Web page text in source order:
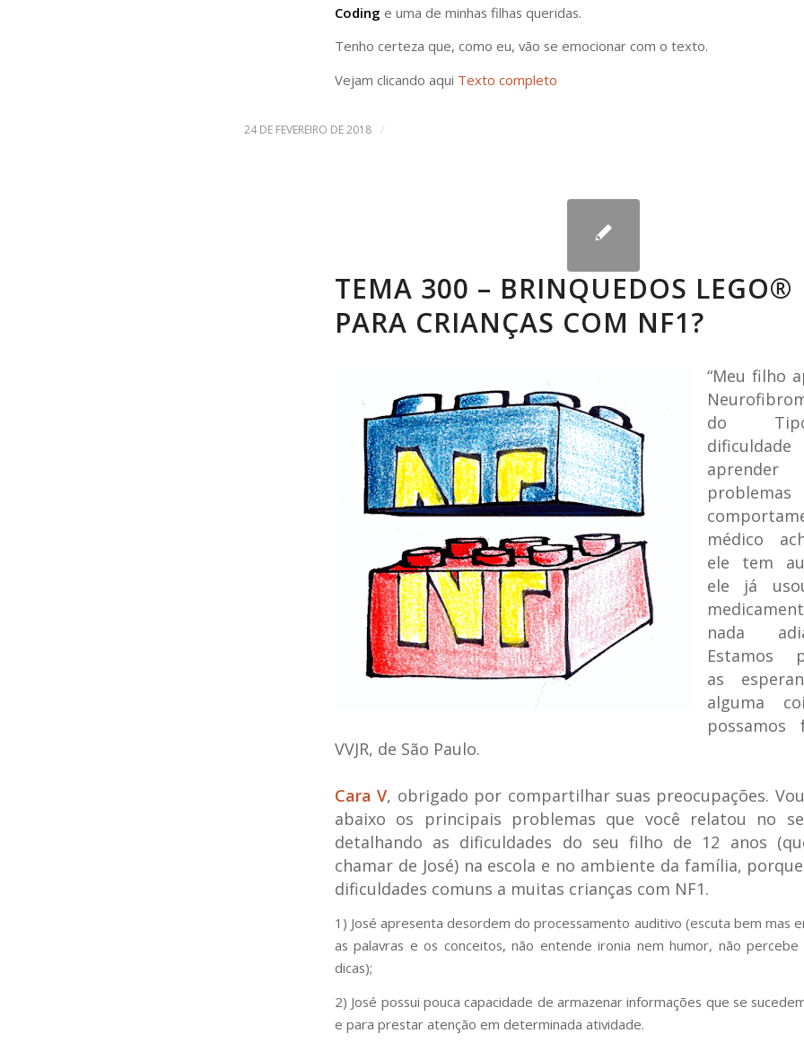
Coding e uma de minhas filhas queridas.
Tenho certeza que, como eu, vão se emocionar com o texto.
Vejam clicando aqui Texto completo
24 DE FEVEREIRO DE 2018 /
TEMA 300 – BRINQUEDOS LEGO®
PARA CRIANÇAS COM NF1?
“Meu filho
do
médico
ele tem
ele já
nada
Estamos
as
alguma
possamos
VVJR, de São Paulo.
Cara V, obrigado por compartilhar suas preocupações.
abaixo os principais problemas que você relatou no
detalhando as dificuldades do seu filho de 12 anos
chamar de José) na escola e no ambiente da família,
dificuldades comuns a muitas crianças com NF1.
1) José apresenta desordem do processamento auditivo (escuta bem mas
as palavras e os conceitos, não entende ironia nem humor, não percebe
dicas);
2) José possui pouca capacidade de armazenar informações que se
e para prestar atenção em determinada atividade.